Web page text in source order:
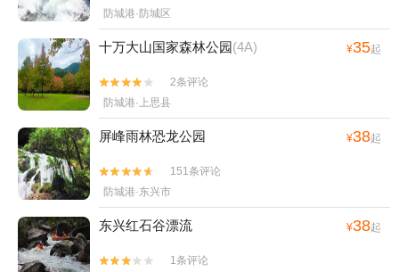
防城港·防城区
十万大山国家森林公园(4A) ¥35起


2条评论
防城港·上思县
屏峰雨林恐龙公园 ¥38起


151条评论
防城港·东兴市
东兴红石谷漂流 ¥38起

 1条评论